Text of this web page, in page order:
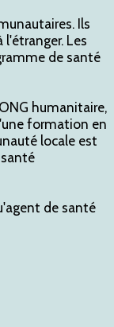
Ils
Les
de santé
humanitaire,
formation en
locale est
de santé